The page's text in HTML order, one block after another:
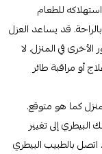
للطعام
قد يساعد العزل
في المنزل. لا
أو مراقبة طائر
كما هو متوقع.
إلى تغيير
اتصل بالطبيب البيطري